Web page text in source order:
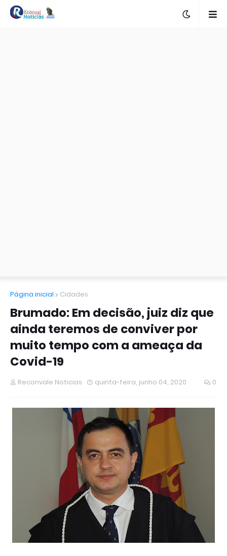
Página inicial Cidades
Brumado: Em decisão, juiz diz que
ainda teremos de conviver por
muito tempo com a ameaça da
Covid-19
Reconvale Noticias quinta-feira, junho 04, 2020 0